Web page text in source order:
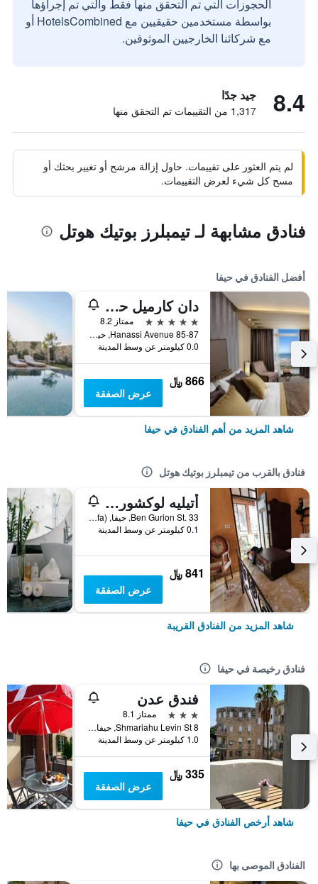
الحجوزات التي تم التحقق منها فقط والتي تم إجراؤها
بواسطة مستخدمين حقيقيين مع HotelsCombined أو
مع شركائنا الخارجيين الموثوقين.
8.4 جيد جدًا
1,317 من التقييمات تم التحقق منها
لم يتم العثور على تقييمات. حاول إزالة مرشح أو تغيير بحثك أو
مسح كل شيء لعرض التقييمات.
فنادق مشابهة لـ تيمبلرز بوتيك هوتل
أفضل الفنادق في حيفا
دان كارميل حيفا
5 نجوم
ممتاز 8.2
85-87 Hanassi Avenue, حيفا, Híefa (Haifa), اسرائيل
0.0 كيلومتر عن وسط المدينة
866 ﷼
عرض الصفقة
شاهد المزيد من أهم الفنادق في حيفا
فنادق بالقرب من تيمبلرز بوتيك هوتل
أتيليه لوكشوري رومز
Ben Gurion St. 33, حيفا, Híefa (Haifa), اسرائيل
0.1 كيلومتر عن وسط المدينة
841 ﷼
عرض الصفقة
شاهد المزيد من الفنادق القريبة
فنادق رخيصة في حيفا
فندق عدن
3 نجوم
ممتاز 8.1
8 Shmariahu Levin St, حيفا, Híefa (Haifa), اسرائيل
1.0 كيلومتر عن وسط المدينة
335 ﷼
عرض الصفقة
شاهد أرخص الفنادق في حيفا
الفنادق الموصى بها